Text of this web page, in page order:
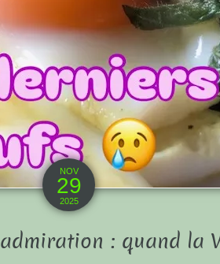
NOV
29
2025
: quand la